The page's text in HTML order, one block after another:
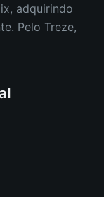
adquirindo
Pelo Treze,